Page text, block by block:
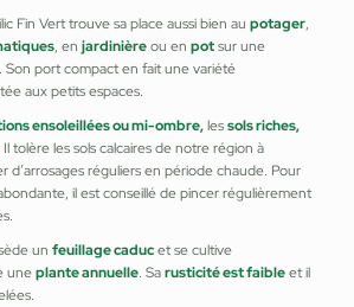
Fin Vert trouve sa place aussi bien au potager,
, en jardinièreou en potsur une
Son port compact en fait une variété
aux petits espaces.
ensoleillées ou mi-ombre,lessols riches,
Il tolère les sols calcaires de notre région à
d’arrosages réguliers en période chaude. Pour
il est conseillé de pincer régulièrement
un feuillage caducet se cultive
uneplante annuelle. Sarusticité est faibleet il